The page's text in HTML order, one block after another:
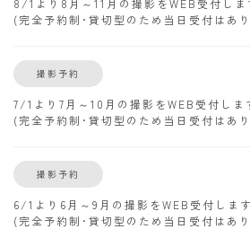
8/1より8月～11月の撮影をWEB受付しま
(完全予約制･貸切型のため当日受付はあ
撮影予約
7/1より7月～10月の撮影をWEB受付しま
(完全予約制･貸切型のため当日受付はあ
撮影予約
6/1より6月～9月の撮影をWEB受付します
(完全予約制･貸切型のため当日受付はあ